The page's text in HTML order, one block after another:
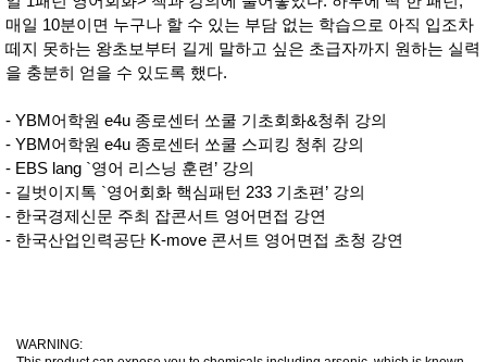
매일 10분이면 누구나 할 수 있는 부담 없는 학습으로 아직 입조차
떼지 못하는 왕초보부터 길게 말하고 싶은 초급자까지 원하는 실력
을 충분히 얻을 수 있도록 했다.
- YBM어학원 e4u 종로센터 쏘쿨 기초회화&청취 강의
- YBM어학원 e4u 종로센터 쏘쿨 스피킹 청취 강의
- EBS lang `영어 리스닝 훈련’ 강의
- 길벗이지톡 `영어회화 핵심패턴 233 기초편’ 강의
- 한국경제신문 주최 잡콘서트 영어면접 강연
- 한국산업인력공단 K-move 콘서트 영어면접 초청 강연
WARNING: